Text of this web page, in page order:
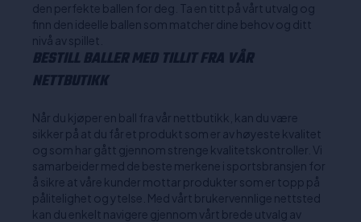
den perfekte ballen for deg. Ta en titt på vårt utvalg og
finn den ideelle ballen som matcher dine behov og ditt
nivå av spillet.
BESTILL BALLER MED TILLIT FRA VÅR
NETTBUTIKK
Når du kjøper en ball fra vår nettbutikk, kan du være
sikker på at du får et produkt som er av høyeste kvalitet
og som har gått gjennom strenge kvalitetskontroller. Vi
samarbeider med de beste merkene i sportsbransjen for
å sikre at våre kunder mottar produkter som er topp på
pålitelighet og ytelse. Med vårt brukervennlige nettsted
kan du enkelt navigere gjennom vårt brede utvalg av